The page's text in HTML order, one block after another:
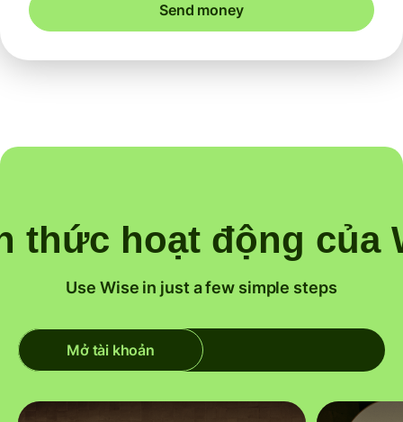
Send money
thức hoạt động của
Use Wise in just a few simple steps
Mở tài khoản